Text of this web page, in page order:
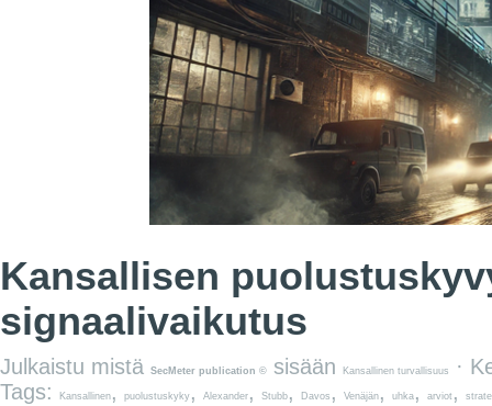
Kansallisen
signaalivaikutus
Julkaistu mistä SecMeter publication © sisään Kansallinen turvallisuus
·
Tags:
Kansallinen , puolustuskyky , Alexander , Stubb , Davos , Venäjän , uhka , arviot ,